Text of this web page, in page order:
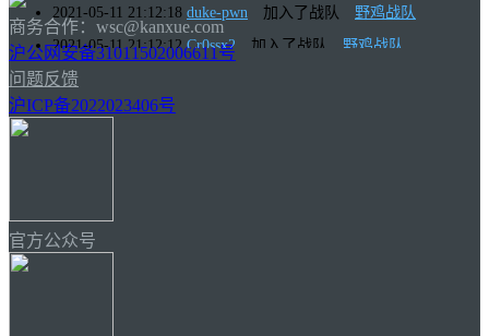
2021-05-11 21:12:18 duke-pwn 加入了战队
野鸡战队
2021-05-11 21:12:12 Cr0ssx2 加入了战队
野鸡战队
2021-05-11 20:09:30
2021-05-11 20:05:31
商务合作：wsc@kanxue.com
沪公网安备31011502006611号
问题反馈
沪ICP备2022023406号
官方公众号